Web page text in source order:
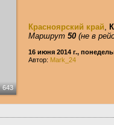
643
Красноярский край,
Маршрут 50 (не в
16 июня 2014 г.,
Автор: Mark_24